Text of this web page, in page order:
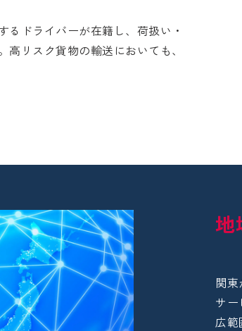
ドライバーが在籍し、荷扱い・
リスク貨物の輸送においても、
地
関
サー
広